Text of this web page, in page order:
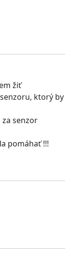
žiť
ktorý by
senzor
pomáhať !!!